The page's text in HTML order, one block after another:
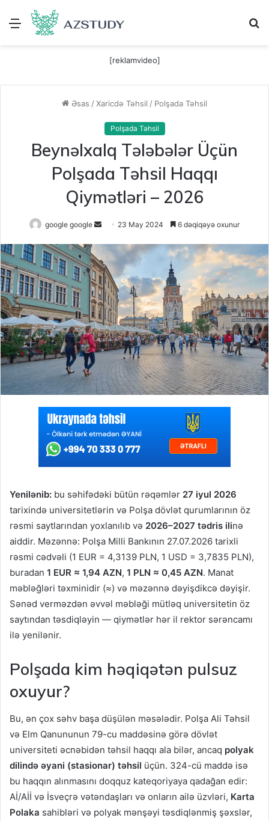
Menu
[reklamvideo]
Əsas /Xaricdə Təhsil / Polşada Təhsil
Polşada Təhsil
Beynəlxalq Tələbələr Üçün
Polşada Təhsil Haqqı
Qiymətləri – 2026
google google
Send
email
23 May 2024 6 dəqiqəyə oxunur
Yenilənib: bu səhifədəki bütün rəqəmlər 27 iyul 2026
tarixində universitetlərin və Polşa dövlət qurumlarının öz
rəsmi saytlarından yoxlanılıb və 2026–2027 tədris ilinə
aiddir. Məzənnə: Polşa Milli Bankının 27.07.2026 tarixli
rəsmi cədvəli (1 EUR = 4,3139 PLN, 1 USD = 3,7835 PLN),
buradan 1 EUR ≈ 1,94 AZN, 1 PLN ≈ 0,45 AZN. Manat
məbləğləri təxminidir (≈) və məzənnə dəyişdikcə dəyişir.
Sənəd verməzdən əvvəl məbləği mütləq universitetin öz
saytından təsdiqləyin — qiymətlər hər il rektor sərəncamı
ilə yenilənir.
Polşada kim həqiqətən pulsuz
oxuyur?
Bu, ən çox səhv başa düşülən məsələdir. Polşa Ali Təhsil
və Elm Qanununun 79-cu maddəsinə görə dövlət
universiteti əcnəbidən təhsil haqqı ala bilər, ancaq polyak
dilində əyani (stasionar) təhsil üçün. 324-cü maddə isə
bu haqqın alınmasını doqquz kateqoriyaya qadağan edir:
Aİ/Aİİ və İsveçrə vətəndaşları və onların ailə üzvləri, Karta
Polaka sahibləri və polyak mənşəyi təsdiqlənmiş şəxslər,